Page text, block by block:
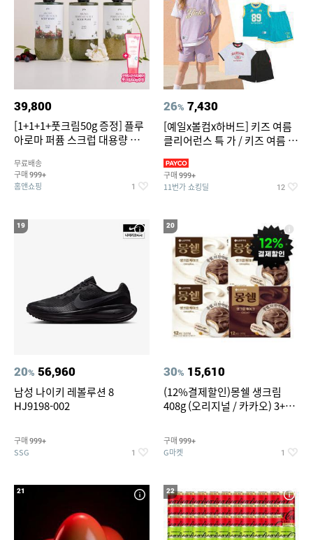
39,800
[1+1+1+풋크림50g 증정] 플루
아로마 퍼퓸 스크럽 대용량 바디
무료배송
구매 999+
홈앤쇼핑 1
26% 7,430
[예일x볼컴x하버드] 키즈 여름
클리어런스 특 가 / 키즈 여름 수
구매 999+
11번가 쇼킹딜 12
19
20% 56,960
남성 나이키 레볼루션 8
HJ9198-002
구매 999+
SSG 1
20
30% 15,610
(12%결제할인)몽쉘 생크림
408g (오리지널 / 카카오) 3+1
구매 999+
G마켓 1
21 22